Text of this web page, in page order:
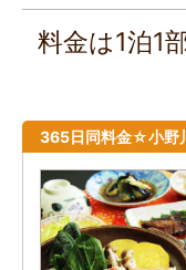
料金は1泊1
365日同料金☆小野